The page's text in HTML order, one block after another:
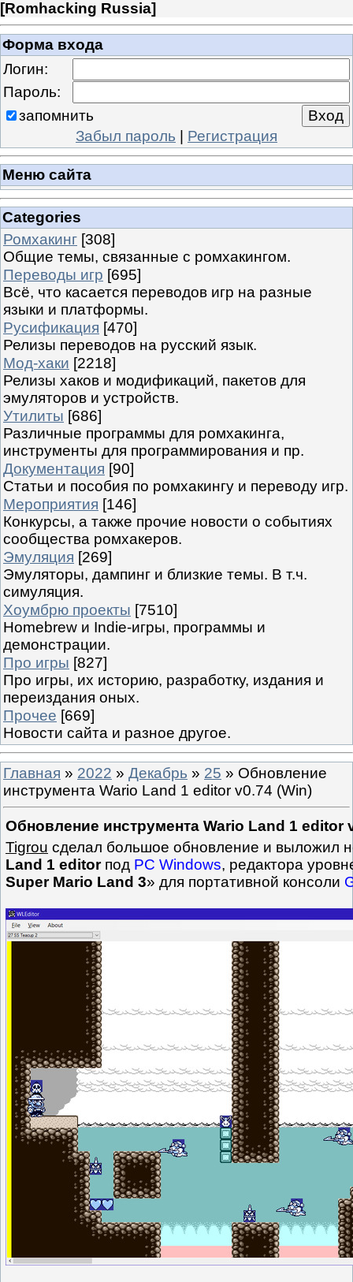
[Romhacking Russia]
Форма входа
Логин:
Пароль:
запомнить
Забыл пароль | Регистрация
Меню сайта
Categories
Ромхакинг [308]
Общие темы, связанные с ромхакингом.
Переводы игр [695]
Всё, что касается переводов игр на разные
языки и платформы.
Русификация [470]
Релизы переводов на русский язык.
Мод-хаки [2218]
Релизы хаков и модификаций, пакетов для
эмуляторов и устройств.
Утилиты [686]
Различные программы для ромхакинга,
инструменты для программирования и пр.
Документация [90]
Статьи и пособия по ромхакингу и переводу игр.
Мероприятия [146]
Конкурсы, а также прочие новости о событиях
сообщества ромхакеров.
Эмуляция [269]
Эмуляторы, дампинг и близкие темы. В т.ч.
симуляция.
Хоумбрю проекты [7510]
Homebrew и Indie-игры, программы и
демонстрации.
Про игры [827]
Про игры, их историю, разработку, издания и
переиздания оных.
Прочее [669]
Новости сайта и разное другое.
Главная » 2022 » Декабрь » 25 » Обновление
инструмента Wario Land 1 editor v0.74 (Win)
Обновление инструмента Wario Land 1 editor
Tigrou сделал большое обновление и выложил
Land 1 editorпод PC Windows, редактора
Super Mario Land 3» для портативной консоли